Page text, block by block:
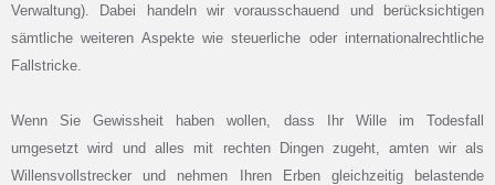
Verwaltung). Dabei handeln wir vorausschauend und berücksichtigen
sämtliche weiteren Aspekte wie steuerliche oder internationalrechtliche
Fallstricke.
Wenn Sie Gewissheit haben wollen, dass Ihr Wille im Todesfall
umgesetzt wird und alles mit rechten Dingen zugeht, amten wir als
Willensvollstrecker und nehmen Ihren Erben gleichzeitig belastende